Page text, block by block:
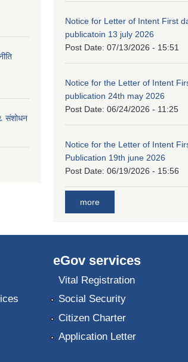
संशोधन
Notice for Letter of Intent First
publicatoin 13 july 2026
Post Date: 07/13/2026 - 15:51
Notice for the Letter of Intent
publication 24th may 2026
Post Date: 06/24/2026 - 11:25
Notice for the Letter of Intent
Publication 19th june 2026
Post Date: 06/19/2026 - 15:56
more
eGov services
Vital Registration
Social Security
Citizen Charter
Application Letter